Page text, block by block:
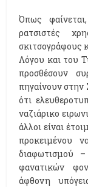
Όπως
ρατσιστές
σκιτσογράφους
Λόγου και του
προσθέσουν
πηγαίνουν στην
ότι
ναζιάρικο
άλλοι είναι
προκειμένου
διαφωτισμού
φανατικών
άφθονη